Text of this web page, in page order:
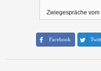
Zwiegespräche
Facebook